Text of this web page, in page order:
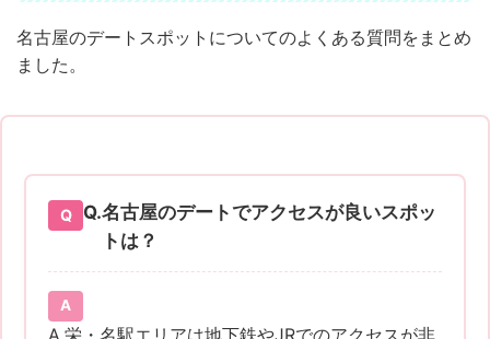
名古屋のデートスポットについてのよくある質問をまとめ
ました。
Q.名古屋のデートでアクセスが良いスポッ
トは？
A.栄・名駅エリアは地下鉄やJRでのアクセスが非